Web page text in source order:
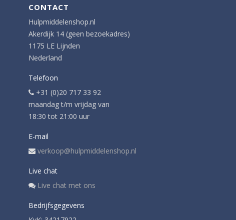
CONTACT
Hulpmiddelenshop.nl
Akerdijk 14 (geen bezoekadres)
1175 LE Lijnden
Nederland
Telefoon
+31 (0)20 717 33 92
maandag t/m vrijdag van
18:30 tot 21:00 uur
E-mail
verkoop@hulpmiddelenshop.nl
Live chat
Live chat met ons
Bedrijfsgegevens